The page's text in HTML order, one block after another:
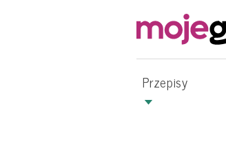
Przepisy